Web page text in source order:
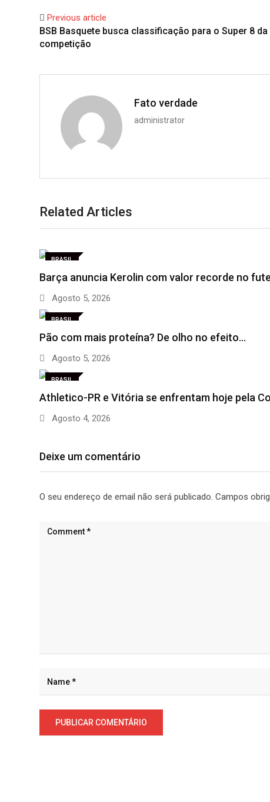
Previous article
BSB Basquete busca classificação para o Super 8 da
competição
Fato verdade
administrator
Related Articles
BRASIL
Barça anuncia Kerolin com valor recorde no
Agosto 5, 2026
BRASIL
Pão com mais proteína? De olho no efeito…
Agosto 5, 2026
BRASIL
Athletico-PR e Vitória se enfrentam hoje pela
Agosto 4, 2026
Deixe um comentário
O seu endereço de email não será publicado. Campos